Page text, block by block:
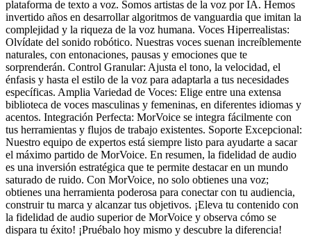
plataforma de texto a voz. Somos artistas de la voz por IA. Hemos
invertido años en desarrollar algoritmos de vanguardia que imitan la
complejidad y la riqueza de la voz humana. Voces Hiperrealistas:
Olvídate del sonido robótico. Nuestras voces suenan increíblemente
naturales, con entonaciones, pausas y emociones que te
sorprenderán. Control Granular: Ajusta el tono, la velocidad, el
énfasis y hasta el estilo de la voz para adaptarla a tus necesidades
específicas. Amplia Variedad de Voces: Elige entre una extensa
biblioteca de voces masculinas y femeninas, en diferentes idiomas y
acentos. Integración Perfecta: MorVoice se integra fácilmente con
tus herramientas y flujos de trabajo existentes. Soporte Excepcional:
Nuestro equipo de expertos está siempre listo para ayudarte a sacar
el máximo partido de MorVoice. En resumen, la fidelidad de audio
es una inversión estratégica que te permite destacar en un mundo
saturado de ruido. Con MorVoice, no solo obtienes una voz;
obtienes una herramienta poderosa para conectar con tu audiencia,
construir tu marca y alcanzar tus objetivos. ¡Eleva tu contenido con
la fidelidad de audio superior de MorVoice y observa cómo se
dispara tu éxito! ¡Pruébalo hoy mismo y descubre la diferencia!